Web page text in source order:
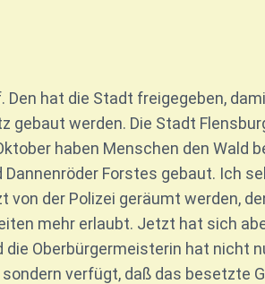
Den hat die Stadt freigegeben,
gebaut werden. Die Stadt
haben Menschen den Wald
Forstes gebaut. Ich
der Polizei geräumt werden,
mehr erlaubt. Jetzt hat sich
Oberbürgermeisterin hat nicht
verfügt, daß das besetzte